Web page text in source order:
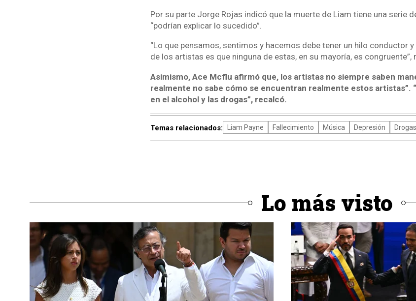
Por su parte Jorge Rojas indicó que la muerte de Liam tiene una serie
“podrían explicar lo sucedido”.
“Lo que pensamos, sentimos y hacemos debe tener un hilo conductor
de los artistas es que ninguna de estas, en su mayoría, es congruente”,
Asimismo, Ace Mcflu afirmó que, los artistas no siempre saben
realmente no sabe cómo se encuentran realmente estos artistas”.
en el alcohol y las drogas”, recalcó.
Temas relacionados: Liam Payne Fallecimiento Música Depresión Drogas
Lo más visto